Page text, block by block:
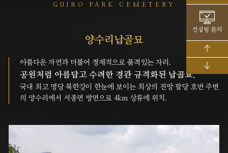
컨설팅 문의
GUIRO PARK CEMETERY
양수리납골묘
아름다운 자연과 더불어 경제적으로 품격있는 자리.
공원처럼 아름답고 수려한 경관 규격화된 납골묘.
국내 최고 명당 북한강이 한눈에 보이는 최상의 전망 팔당 호반 주변
의 양수리에서 서종면 방면으로 4km 상류에 위치.